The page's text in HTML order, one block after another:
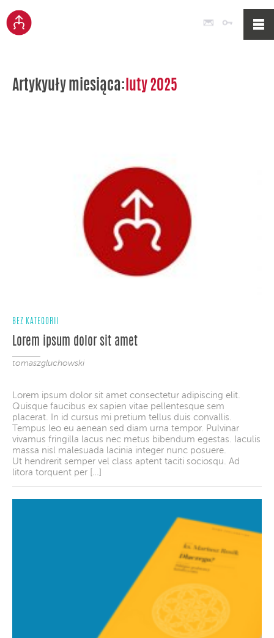
Poczta
Artykyuły miesiąca: luty 2025
BEZ KATEGORII
Lorem ipsum dolor sit amet
tomaszgluchowski
Lorem ipsum dolor sit amet consectetur adipiscing elit.
Quisque faucibus ex sapien vitae pellentesque sem
placerat. In id cursus mi pretium tellus duis convallis.
Tempus leo eu aenean sed diam urna tempor. Pulvinar
vivamus fringilla lacus nec metus bibendum egestas. Iaculis
massa nisl malesuada lacinia integer nunc posuere.
Ut hendrerit semper vel class aptent taciti sociosqu. Ad
litora torquent per […]